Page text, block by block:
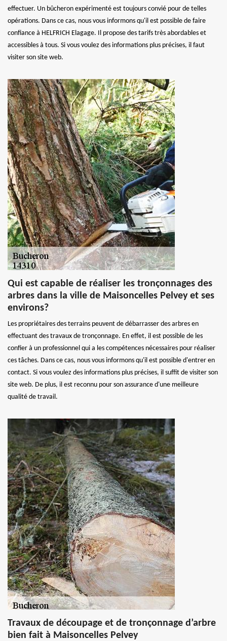
effectuer. Un bûcheron expérimenté est toujours convié pour de telles
opérations. Dans ce cas, nous vous informons qu'il est possible de faire
confiance à HELFRICH Elagage. Il propose des tarifs très abordables et
accessibles à tous. Si vous voulez des informations plus précises, il faut
visiter son site web.
Qui est capable de réaliser les tronçonnages des
arbres dans la ville de Maisoncelles Pelvey et ses
environs?
Les propriétaires des terrains peuvent de débarrasser des arbres en
effectuant des travaux de tronçonnage. En effet, il est possible de les
confier à un professionnel qui a les compétences nécessaires pour réaliser
ces tâches. Dans ce cas, nous vous informons qu'il est possible d'entrer en
contact. Si vous voulez des informations plus précises, il suffit de visiter son
site web. De plus, il est reconnu pour son assurance d'une meilleure
qualité de travail.
Travaux de découpage et de tronçonnage d’arbre
bien fait à Maisoncelles Pelvey